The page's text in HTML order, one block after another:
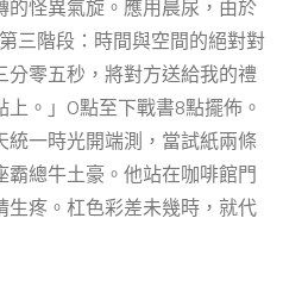
怪異氣旋。應用晨尿，由於
三階段：時間與空間的絕對對
零五秒，將對方送給我的禮
。」0點至下戰書8點擺佈。
統一時光開端測，當試紙兩條
總牛土豪。他站在咖啡館門
生疼。杠色彩差未幾時，就代